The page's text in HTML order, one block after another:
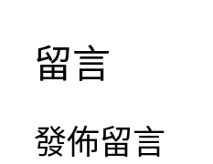
留言
發佈留言